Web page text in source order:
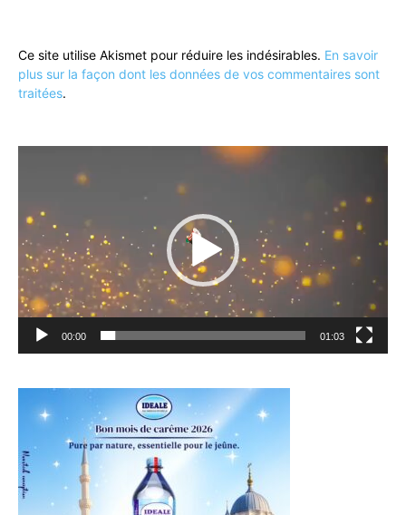
Ce site utilise Akismet pour réduire les indésirables. En savoir
plus sur la façon dont les données de vos commentaires sont
traitées.
00:00 01:03